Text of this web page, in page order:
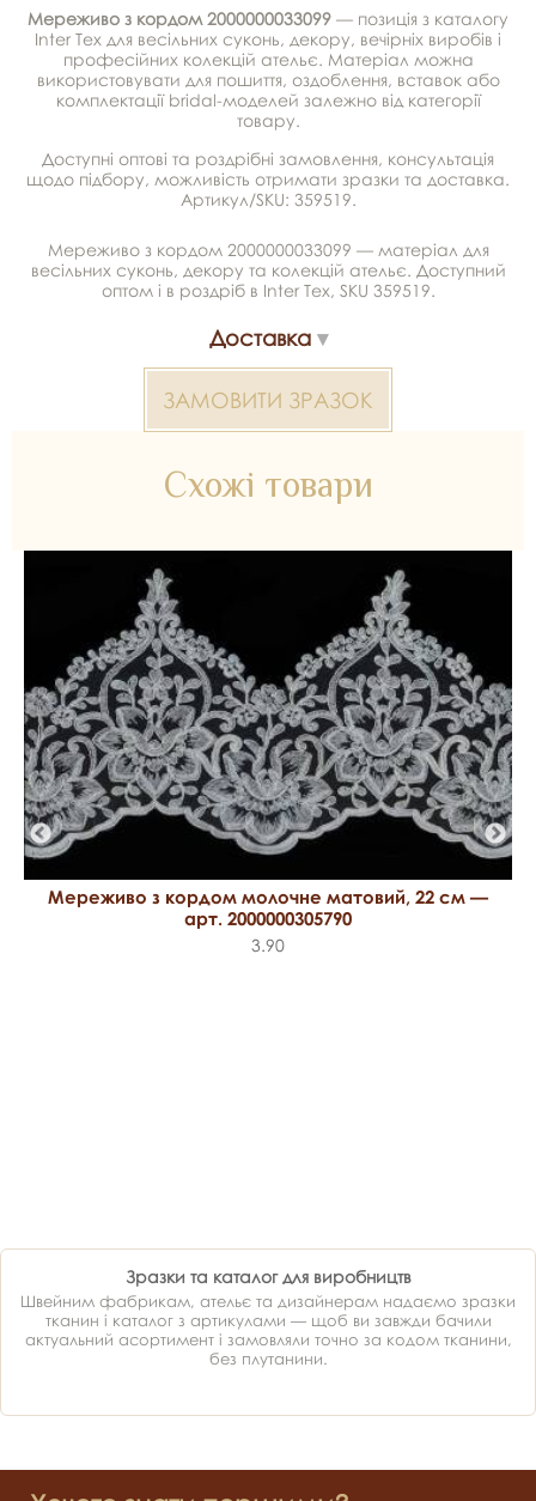
Мереживо з кордом 2000000033099 — позиція з каталогу
Inter Tex для весільних суконь, декору, вечірніх виробів і
професійних колекцій ательє. Матеріал можна
використовувати для пошиття, оздоблення, вставок або
комплектації bridal-моделей залежно від категорії
товару.
Доступні оптові та роздрібні замовлення, консультація
щодо підбору, можливість отримати зразки та доставка.
Артикул/SKU: 359519.
Мереживо з кордом 2000000033099 — матеріал для
весільних суконь, декору та колекцій ательє. Доступний
оптом і в роздріб в Inter Tex, SKU 359519.
Доставка
ЗАМОВИТИ ЗРАЗОК
Схожі товари
Мереживо з кордом молочне матовий, 22 см —
арт. 2000000305790
3.90
Зразки та каталог для виробництв
Швейним фабрикам, ательє та дизайнерам надаємо зразки
тканин і каталог з артикулами — щоб ви завжди бачили
актуальний асортимент і замовляли точно за кодом тканини,
без плутанини.